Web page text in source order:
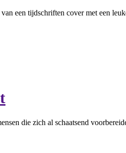
een tijdschriften cover met een
die zich al schaatsend